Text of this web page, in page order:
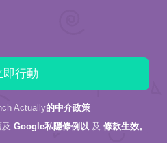
Actually的中介政策
Google私隱條例以 及 條款生效。